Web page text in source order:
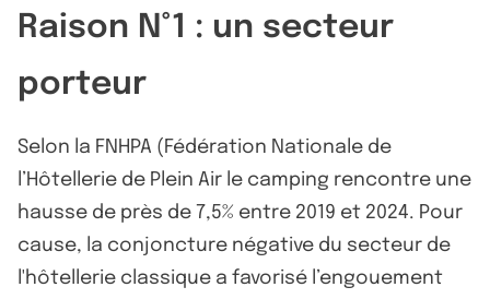
Raison N°1 : un secteur
porteur
Selon la FNHPA (Fédération Nationale de
l’Hôtellerie de Plein Air le camping rencontre une
hausse de près de 7,5% entre 2019 et 2024. Pour
cause, la conjoncture négative du secteur de
l'hôtellerie classique a favorisé l’engouement